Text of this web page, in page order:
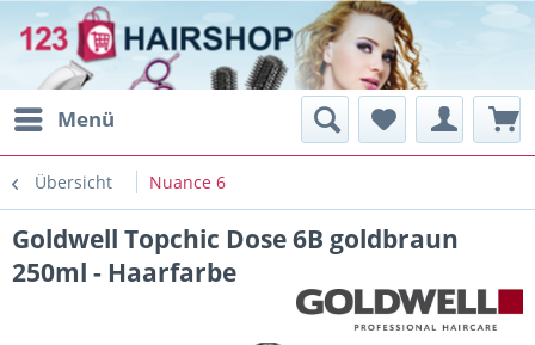
Menü
Übersicht Nuance 6
Goldwell Topchic Dose 6B goldbraun
250ml - Haarfarbe